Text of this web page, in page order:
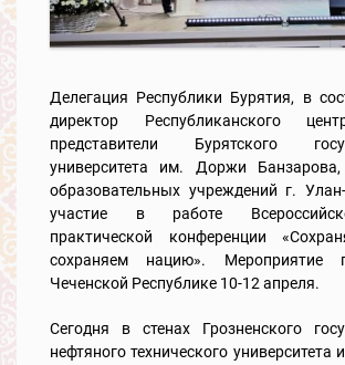
Делегация Республики Бурятия, в
директор Республиканского
представители Бурятского
университета им. Доржи
образовательных учреждений г.
участие в работе
практической конференции
сохраняем нацию». Мероприятие
Чеченской Республике 10-12 апреля.
Сегодня в стенах Грозненского
нефтяного технического университета